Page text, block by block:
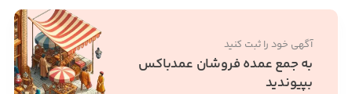
آگهی خود را ثبت کنید
به جمع عمده فروشان عمدباکس
بپیوندید